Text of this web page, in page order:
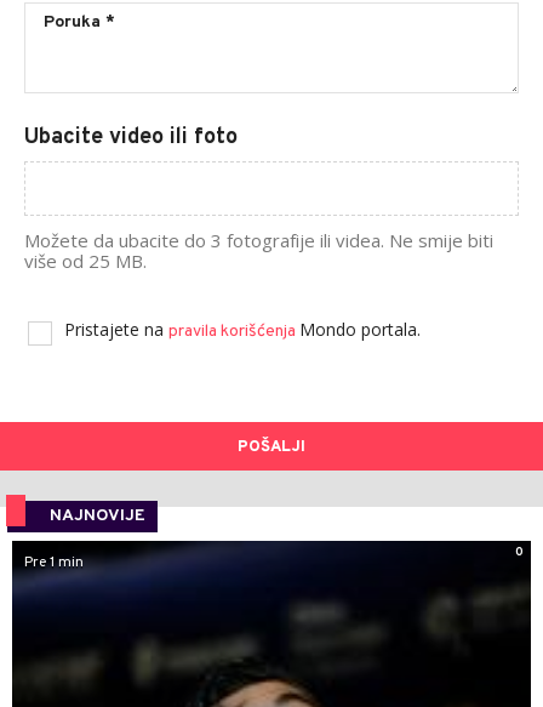
Ubacite video ili foto
Možete da ubacite do 3 fotografije ili videa. Ne smije biti
više od 25 MB.
Pristajete na pravila korišćenja Mondo portala.
POŠALJI
NAJNOVIJE
0
Pre 1 min